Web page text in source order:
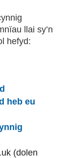
llai sy’n
hefyd:
heb eu
websiteCY)
(dolen